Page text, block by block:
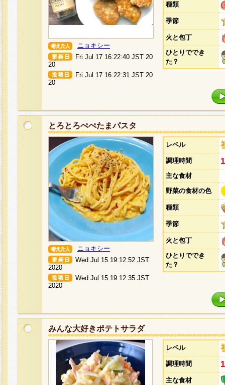
ニョキシー
Fri Jul 17 16:22:40 JST 20
20
Fri Jul 17 16:22:31 JST 20
20
種類
季節
火と包丁
ひとりででき
た？
とろとろぺぺたまパスタ
ニョキシー
Wed Jul 15 19:12:52 JST
2020
Wed Jul 15 19:12:35 JST
2020
レベル
調理時間
主な食材
野菜の食材の色
種類
季節
火と包丁
ひとりででき
た？
みんな大好きポテトサラダ
レベル
調理時間
主な食材